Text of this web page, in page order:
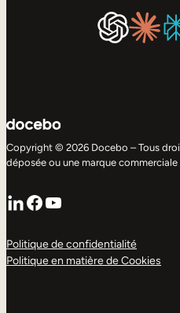
Copyright © 2026 Docebo – Tous
déposée ou une marque
LinkedIn
Facebook
YouTube
Politique de confidentialité
Politique en matière de Cookies